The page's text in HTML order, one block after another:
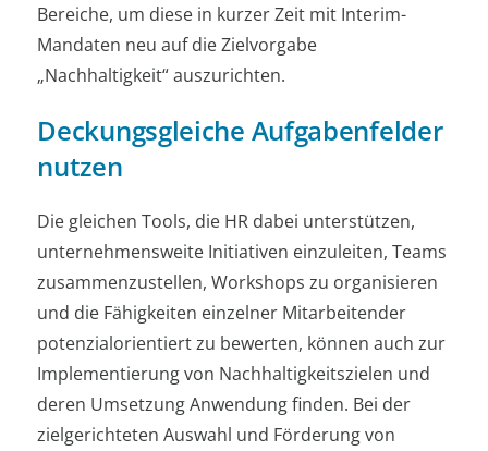
Bereiche, um diese in kurzer Zeit mit Interim-
Mandaten neu auf die Zielvorgabe
„Nachhaltigkeit“ auszurichten.
Deckungsgleiche Aufgabenfelder
nutzen
Die gleichen Tools, die HR dabei unterstützen,
unternehmensweite Initiativen einzuleiten, Teams
zusammenzustellen, Workshops zu organisieren
und die Fähigkeiten einzelner Mitarbeitender
potenzialorientiert zu bewerten, können auch zur
Implementierung von Nachhaltigkeitszielen und
deren Umsetzung Anwendung finden. Bei der
zielgerichteten Auswahl und Förderung von